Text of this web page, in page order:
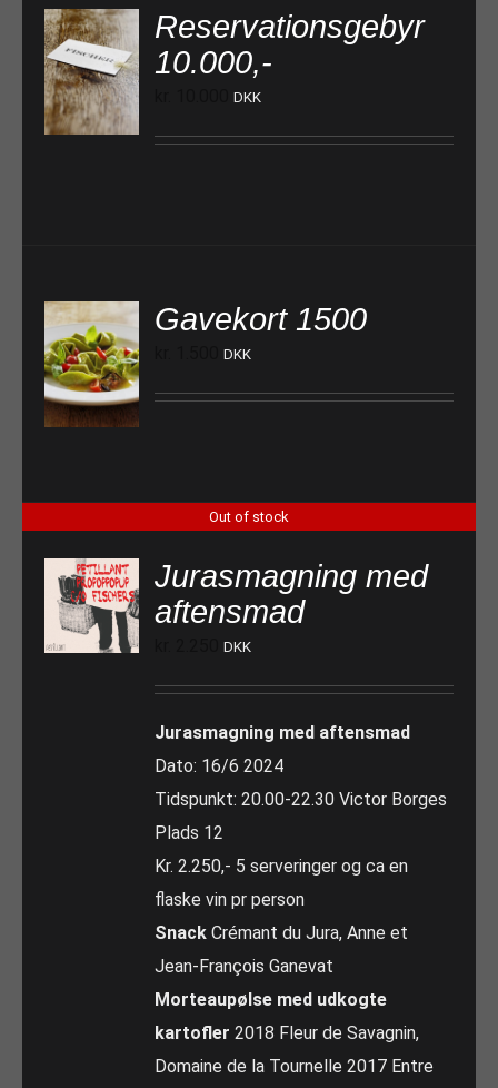
Reservationsgebyr
10.000,-
DKK
Gavekort 1500
DKK
Out of stock
Jurasmagning med
aftensmad
DKK
Jurasmagning med aftensmad
Dato: 16/6 2024
Tidspunkt: 20.00-22.30 Victor Borges
Plads 12
Kr. 2.250,- 5 serveringer og ca en
flaske vin pr person
SnackCrémant du Jura, Anne et
Jean-François Ganevat
Morteaupølse med udkogte
kartofler 2018 Fleur de Savagnin,
Domaine de la Tournelle 2017 Entre